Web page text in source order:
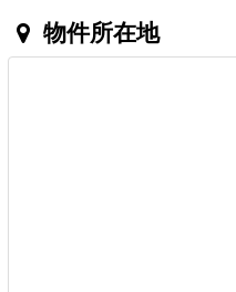
物件所在地